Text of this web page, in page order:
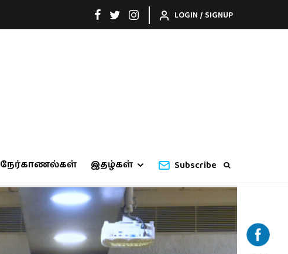
LOGIN / SIGNUP
நேர்காணல்கள் இதழ்கள் Subscribe